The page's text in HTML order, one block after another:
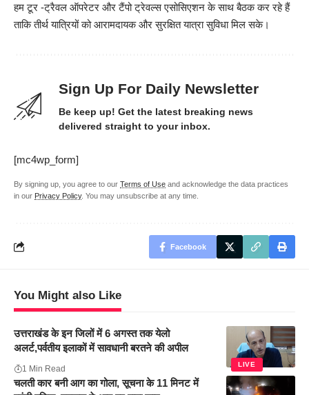
हम टूर -ट्रैवल ऑपरेटर और टैंपो ट्रेवल्स एसोसिएशन के साथ बैठक कर रहे हैं
ताकि तीर्थ यात्रियों को आरामदायक और सुरक्षित यात्रा सुविधा मिल सके।
Sign Up For Daily Newsletter
Be keep up! Get the latest breaking news
delivered straight to your inbox.
[mc4wp_form]
By signing up, you agree to our Terms of Use and acknowledge the data practices
in our Privacy Policy. You may unsubscribe at any time.
Facebook
You Might also Like
LIVE
उत्तराखंड के इन जिलों में 6 अगस्त तक येलो
अलर्ट,पर्वतीय इलाकों में सावधानी बरतने की अपील
1 Min Read
चलती कार बनी आग का गोला, सूचना के 11 मिनट में